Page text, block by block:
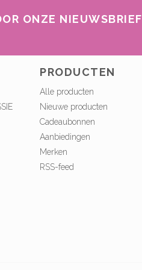
ONZE NIEUWSBRIEF
PRODUCTEN
Alle producten
Nieuwe producten
Cadeaubonnen
Aanbiedingen
Merken
RSS-feed